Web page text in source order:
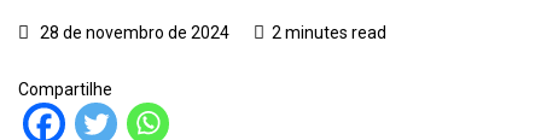
28 de novembro de 2024 2 minutes read
Compartilhe